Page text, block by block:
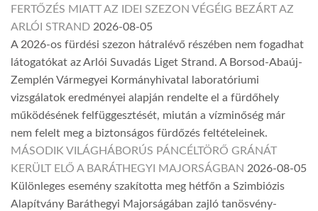
FERTŐZÉS MIATT AZ IDEI SZEZON VÉGÉIG BEZÁRT AZ
ARLÓI STRAND 2026-08-05
A 2026-os fürdési szezon hátralévő részében nem fogadhat
látogatókat az Arlói Suvadás Liget Strand. A Borsod-Abaúj-
Zemplén Vármegyei Kormányhivatal laboratóriumi
vizsgálatok eredményei alapján rendelte el a fürdőhely
működésének felfüggesztését, miután a vízminőség már
nem felelt meg a biztonságos fürdőzés feltételeinek.
MÁSODIK VILÁGHÁBORÚS PÁNCÉLTÖRŐ GRÁNÁT
KERÜLT ELŐ A BARÁTHEGYI MAJORSÁGBAN 2026-08-05
Különleges esemény szakította meg hétfőn a Szimbiózis
Alapítvány Baráthegyi Majorságában zajló tanösvény-